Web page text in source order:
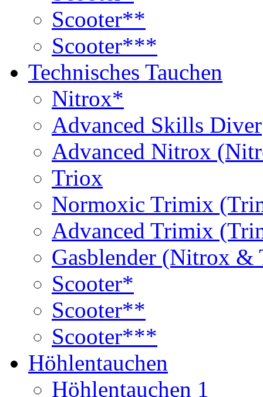
Scooter**
Scooter***
Technisches Tauchen
Nitrox*
Advanced Skills Diver
Advanced Nitrox
Triox
Normoxic Trimix
Advanced Trimix
Gasblender (Nitrox
Scooter*
Scooter**
Scooter***
Höhlentauchen
Höhlentauchen 1